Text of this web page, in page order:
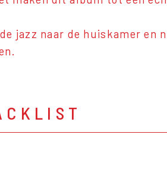
jazz naar de huiskamer en